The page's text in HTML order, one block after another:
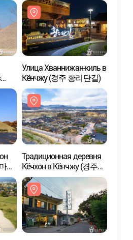
Улица Хваннижан-киль в
Кёнчжу (경주 황리단길)
총
Традиционная деревня
Кёчхон в Кёнчжу (경주
교촌마을)